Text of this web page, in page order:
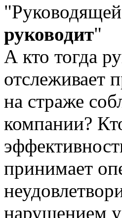
"Руководящей
руководит"
А кто тогда
отслеживает
на страже
компании?
принимает
нарушением